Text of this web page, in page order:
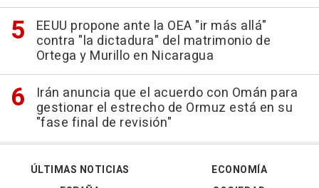
EEUU propone ante la OEA "ir más allá"
contra "la dictadura" del matrimonio de
Ortega y Murillo en Nicaragua
Irán anuncia que el acuerdo con Omán para
gestionar el estrecho de Ormuz está en su
"fase final de revisión"
ÚLTIMAS NOTICIAS
ECONOMÍA